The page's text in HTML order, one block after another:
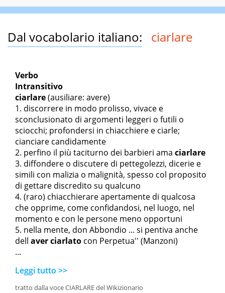
Dal vocabolario italiano: ciarlare
Verbo
Intransitivo
ciarlare(ausiliare: avere)
discorrere in modo prolisso, vivace e
sconclusionato di argomenti leggeri o futili o
sciocchi; profondersi in chiacchiere e ciarle;
cianciare candidamente
perfino il più taciturno dei barbieri ama ciarlare
diffondere o discutere di pettegolezzi, dicerie e
simili con malizia o malignità, spesso col proposito
di gettare discredito su qualcuno
(raro) chiacchierare apertamente di qualcosa
che opprime, come confidandosi, nel luogo, nel
momento e con le persone meno opportuni
nella mente, don Abbondio ... si pentiva anche
dell aver ciarlato con Perpetua'' (Manzoni)
...
Leggi tutto >>
tratto dalla voce CIARLARE del Wikizionario